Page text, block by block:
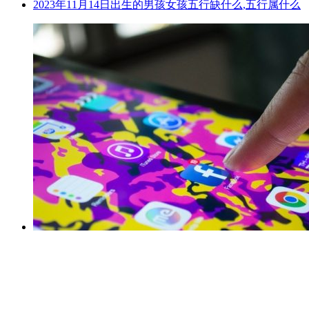
2023年11月14日出生的男孩女孩五行缺什么,五行属什么